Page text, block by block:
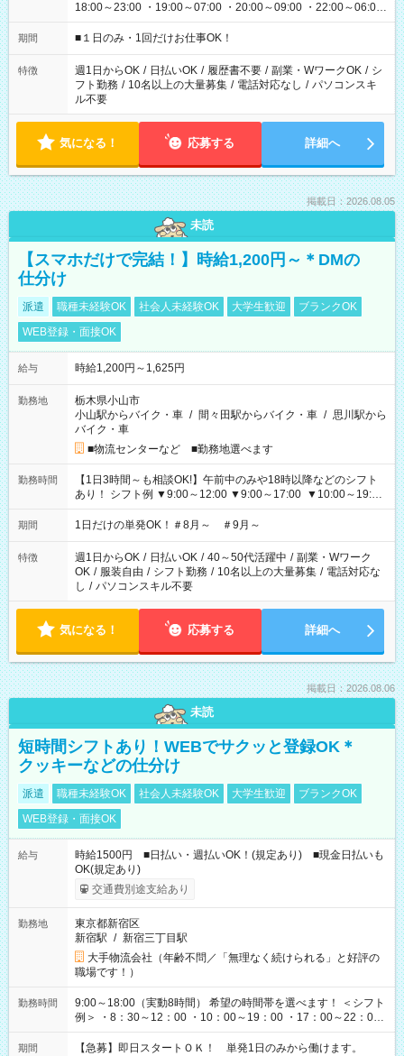
18:00～23:00 ・19:00～07:00 ・20:00～09:00 ・22:00～06:00
etc ★最短で3時間で5,120円のお仕事から 15時間で2万円近く稼
げるお仕事も！ ご希望のお時間に合わせてご紹介！ ※シフトは
ください！
期間 ■１日のみ・1回だけお仕事OK！
特徴 週1日からOK / 日払いOK / 履歴書不要 / 副業・WワークOK / シ
フト勤務 / 10名以上の大量募集 / 電話対応なし / パソコンスキ
ル不要
気になる！ 応募する 詳細へ
掲載日：2026.08.05
未読
【スマホだけで完結！】時給1,200円～＊DMの
仕分け
派遣 職種未経験OK 社会人未経験OK 大学生歓迎
ブランクOK
WEB登録・面接OK
給与 時給1,200円～1,625円
勤務地
栃木県小山市
小山駅からバイク・車 / 間々田駅からバイク・車 / 思川駅から
バイク・車
■物流センターなど ■勤務地選べます
勤務時間
【1日3時間～も相談OK!】午前中のみや18時以降などのシフト
あり！ シフト例 ▼9:00～12:00 ▼9:00～17:00 ▼10:00～19:00
▼18:00～21:00
期間 1日だけの単発OK！＃8月～ ＃9月～
特徴 週1日からOK / 日払いOK / 40～50代活躍中 / 副業・Wワーク
OK / 服装自由 / シフト勤務 / 10名以上の大量募集 / 電話対応な
し / パソコンスキル不要
気になる！ 応募する 詳細へ
掲載日：2026.08.06
未読
短時間シフトあり！WEBでサクッと登録OK＊
クッキーなどの仕分け
派遣 職種未経験OK 社会人未経験OK 大学生歓迎
ブランクOK
WEB登録・面接OK
給与
時給1500円 ■日払い・週払いOK！(規定あり) ■現金日払いも
OK(規定あり)
交通費別途支給あり
勤務地
東京都新宿区
新宿駅 / 新宿三丁目駅
大手物流会社（年齢不問／「無理なく続けられる」と好評の
職場です！）
勤務時間
9:00～18:00（実動8時間） 希望の時間帯を選べます！ ＜シフト
例＞ ・8：30～12：00 ・10：00～19：00 ・17：00～22：00
・13：00～22：00 ・22：00～翌6：00 など
期間 【急募】即日スタートＯＫ！ 単発1日のみから働けます。